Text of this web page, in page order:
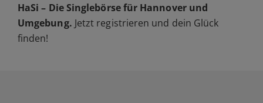
HaSi – Die Singlebörse für Hannover und
Umgebung. Jetzt registrieren und dein Glück
finden!